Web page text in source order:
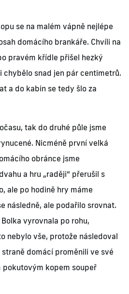
se na malém vápně nejlépe
domácího brankáře. Chvíli na
pravém křídle přišel hezký
chybělo snad jen pár centimetrů.
a do kabin se tedy šlo za
tak do druhé půle jsme
Nicméně první velká
obránce jsme
a hru „raději“ přerušil s
ale po hodině hry máme
následně, ale podařilo srovnat.
vyrovnala po rohu,
nebylo vše, protože následoval
domácí proměnili ve své
pokutovým kopem soupeř